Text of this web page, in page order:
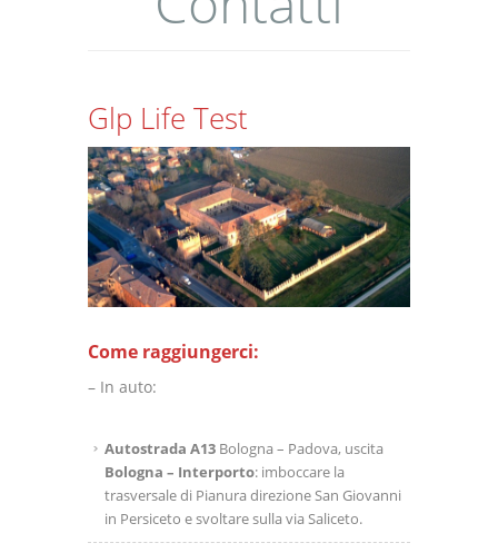
Glp Life Test
Come raggiungerci:
– In auto:
Autostrada A13 Bologna – Padova, uscita
Bologna – Interporto: imboccare la
trasversale di Pianura direzione San Giovanni
in Persiceto e svoltare sulla via Saliceto.